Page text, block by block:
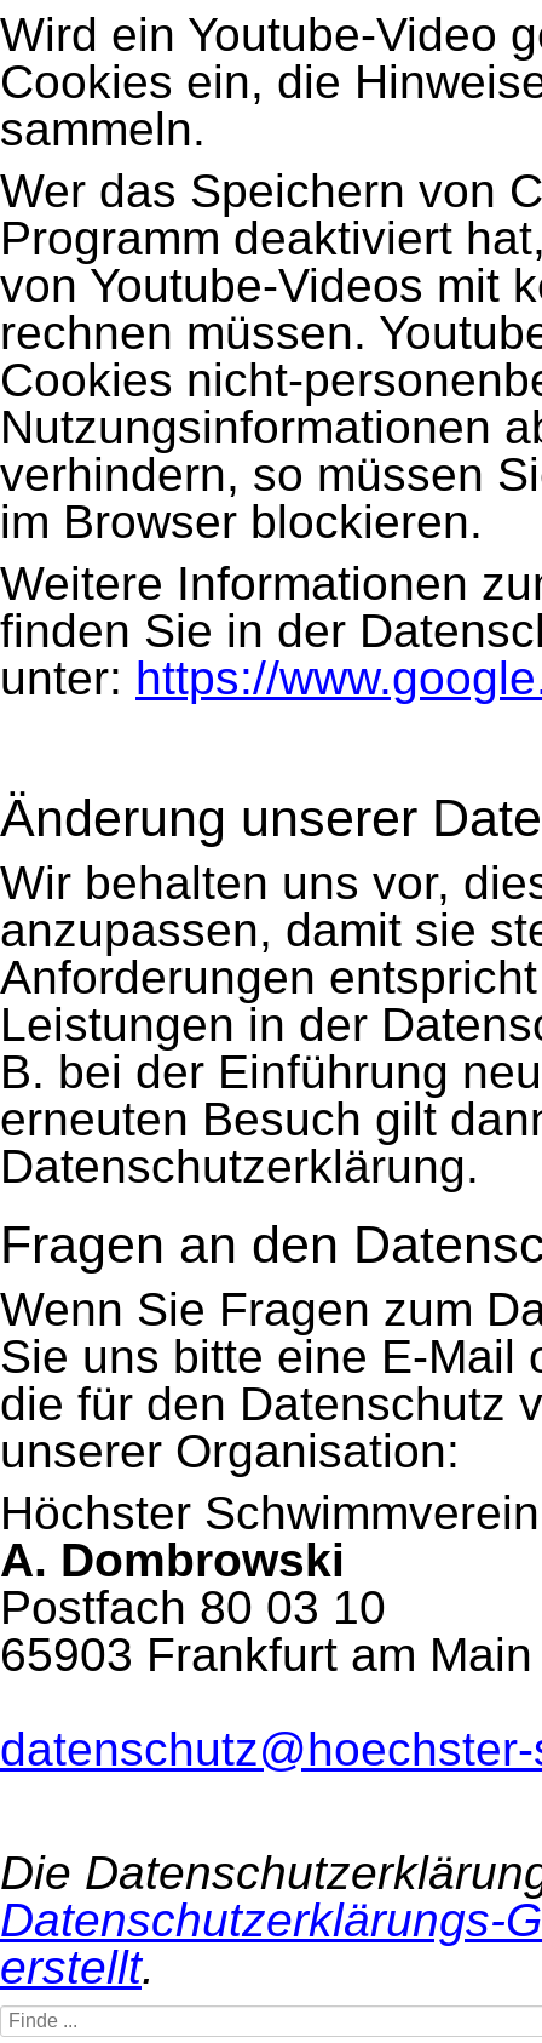
Wird ein Youtube-Video
Cookies ein, die
sammeln.
Wer das Speichern von
Programm deaktiviert
von Youtube-Videos mit
rechnen müssen.
Cookies nicht-
Nutzungsinformationen
verhindern, so müssen
im Browser blockieren.
Weitere Informationen
finden Sie in der
unter: https://
Änderung unserer
Wir behalten uns vor,
anzupassen, damit sie
Anforderungen
Leistungen in der
B. bei der Einführung
erneuten Besuch gilt
Datenschutzerklärung.
Fragen an den
Wenn Sie Fragen zum
Sie uns bitte eine E-Mail
die für den Datenschutz
unserer Organisation:
Höchster
A. Dombrowski
Postfach 80 03 10
65903 Frankfurt am Main
Die
Datenschutzerklärungs-
erstellt.